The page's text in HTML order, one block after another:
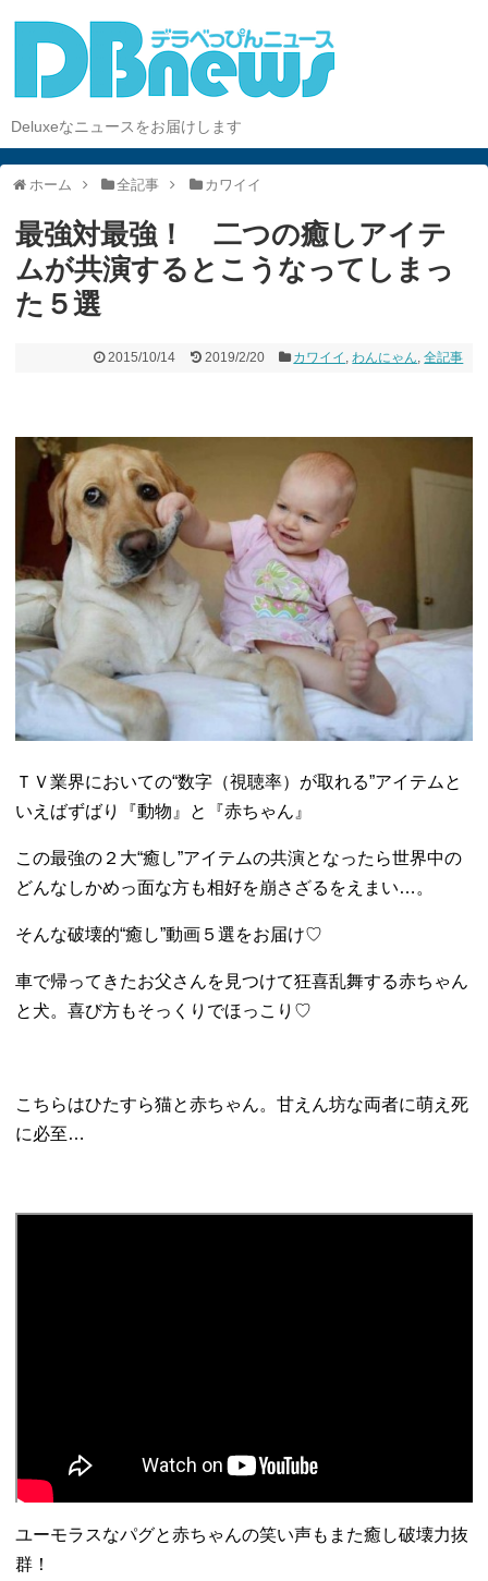
Deluxeなニュースをお届けします
ホーム 全記事 カワイイ
最強対最強！ 二つの癒しアイテ
ムが共演するとこうなってしまっ
た５選
2015/10/14 2019/2/20 カワイイ ,わんにゃん,全記事
ＴＶ業界においての“数字（視聴率）が取れる”アイテムと
いえばずばり『動物』と『赤ちゃん』
この最強の２大“癒し”アイテムの共演となったら世界中の
どんなしかめっ面な方も相好を崩さざるをえまい…。
そんな破壊的“癒し”動画５選をお届け♡
車で帰ってきたお父さんを見つけて狂喜乱舞する赤ちゃん
と犬。喜び方もそっくりでほっこり♡
こちらはひたすら猫と赤ちゃん。甘えん坊な両者に萌え死
に必至…
ユーモラスなパグと赤ちゃんの笑い声もまた癒し破壊力抜
群！